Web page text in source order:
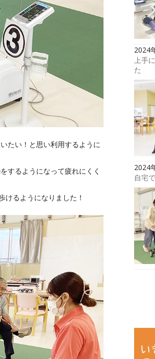
たい！と思い利用するように
するようになって疲れにくく
るようになりました！
2024
上手
た
2024
自宅